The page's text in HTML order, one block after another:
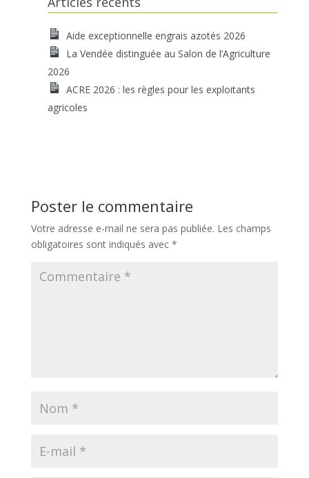
Aide exceptionnelle engrais azotés 2026
La Vendée distinguée au Salon de l’Agriculture
2026
ACRE 2026 : les règles pour les exploitants
agricoles
Poster le commentaire
Votre adresse e-mail ne sera pas publiée. Les champs
obligatoires sont indiqués avec *